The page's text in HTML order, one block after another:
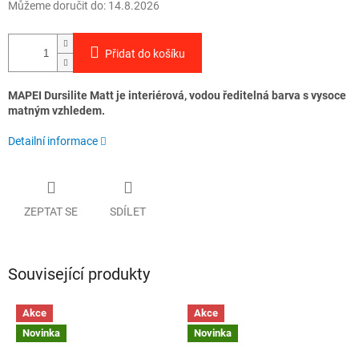
Můžeme doručit do: 14.8.2026
Přidat do košíku
MAPEI Dursilite Matt je interiérová, vodou ředitelná barva s vysoce
matným vzhledem.
Detailní informace
ZEPTAT SE SDÍLET
Související produkty
Akce
Novinka
Akce
Novinka